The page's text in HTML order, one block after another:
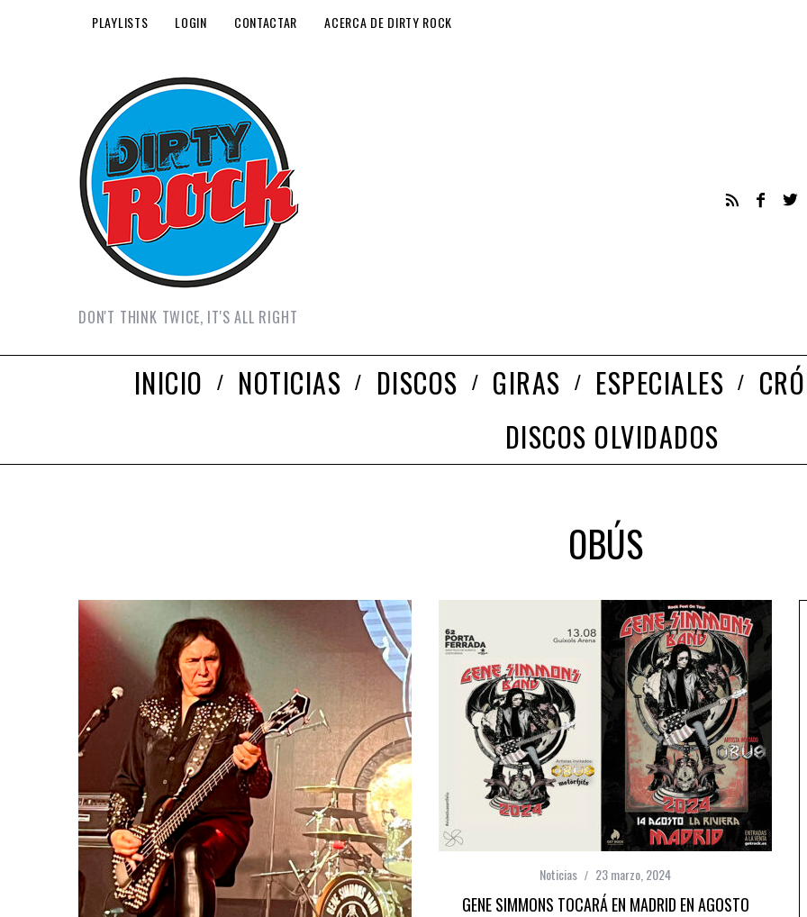
PLAYLISTS LOGIN CONTACTAR ACERCA DE DIRTY ROCK
DON'T THINK TWICE, IT'S ALL RIGHT
INICIO NOTICIAS DISCOS GIRAS ESPECIALES
DISCOS OLVIDADOS
OBÚS
Noticias 23 marzo, 2024
GENE SIMMONS TOCARÁ EN MADRID EN AGOSTO